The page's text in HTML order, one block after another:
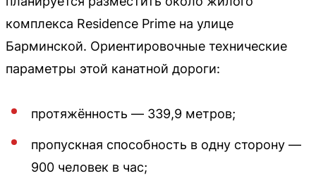
комплекса Residence Prime на улице
Барминской. Ориентировочные технические
параметры этой канатной дороги:
протяжённость — 339,9 метров;
пропускная способность в одну сторону —
900 человек в час;